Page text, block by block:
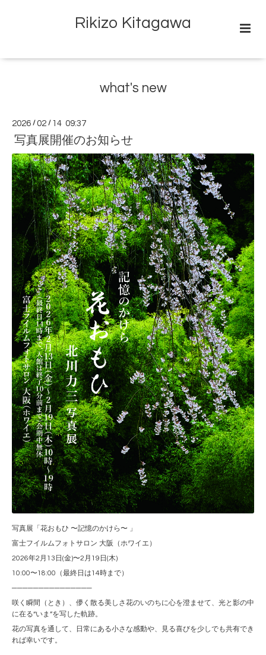
Rikizo Kitagawa
what's new
2026 /02 / 14 09:37
写真展開催のお知らせ
写真展「花おもひ 〜記憶のかけら〜 」
富士フイルムフォトサロン 大阪（ホワイエ）
2026年2月13日(金)〜2月19日(木)
10:00〜18:00（最終日は14時まで）
───────────────
咲く瞬間（とき）、儚く散る美しさ花のいのちに心を澄ませて、光と影の中
に在る“いま”を写した軌跡。
花の写真を通して、日常にある小さな感動や、見る喜びを少しでも共有でき
れば幸いです。